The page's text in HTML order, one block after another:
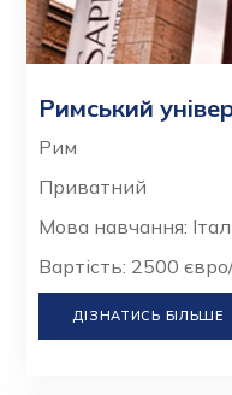
Римський
Рим
Приватний
Мова навчання:
Вартість: 2500
ДІЗНАТИСЬ БІЛЬШЕ